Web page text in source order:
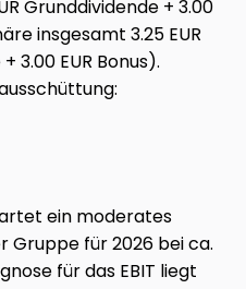
Grunddividende + 3.00
insgesamt 3.25 EUR
3.00 EUR Bonus).
ein moderates
Gruppe für 2026 bei ca.
für das EBIT liegt